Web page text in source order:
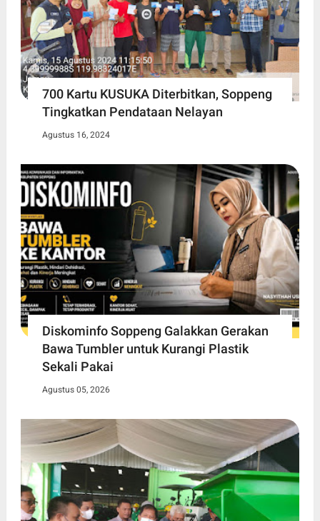
700 Kartu KUSUKA Diterbitkan, Soppeng
Tingkatkan Pendataan Nelayan
Agustus 16, 2024
Diskominfo Soppeng Galakkan Gerakan
Bawa Tumbler untuk Kurangi Plastik
Sekali Pakai
Agustus 05, 2026